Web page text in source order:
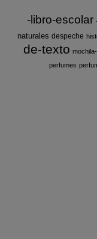
-libro-escolar
naturales despeche
de-texto
perfumes